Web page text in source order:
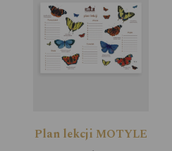
Plan lekcji MOTYLE